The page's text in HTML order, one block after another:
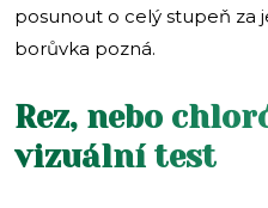
posunout o celý stupeň za
borůvka pozná.
Rez, nebo
vizuální test